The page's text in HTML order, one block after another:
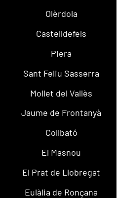
Olèrdola
Castelldefels
Piera
Sant Feliu Sasserra
Mollet del Vallès
Jaume de Frontanyà
Collbató
El Masnou
El Prat de Llobregat
Eulàlia de Ronçana